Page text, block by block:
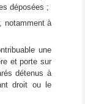
déposées ;
notamment à
une
et porte sur
détenus à
droit ou le